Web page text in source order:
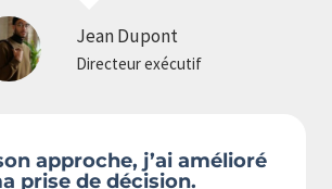
Jean Dupont
Directeur exécutif
approche, j’ai amélioré
prise de décision.